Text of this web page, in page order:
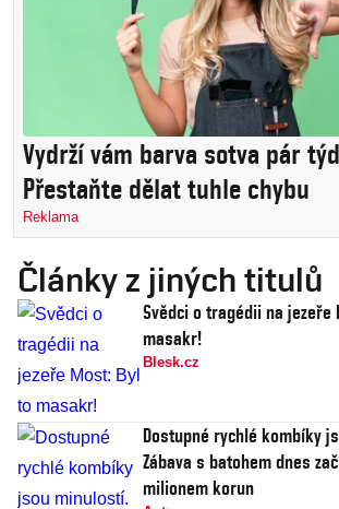
Vydrží vám barva sotva pár
Přestaňte dělat tuhle chybu
Reklama
Články z jiných titulů
Svědci o tragédii na jezeře
masakr!
Blesk.cz
Dostupné rychlé kombíky
Zábava s batohem dnes
milionem korun